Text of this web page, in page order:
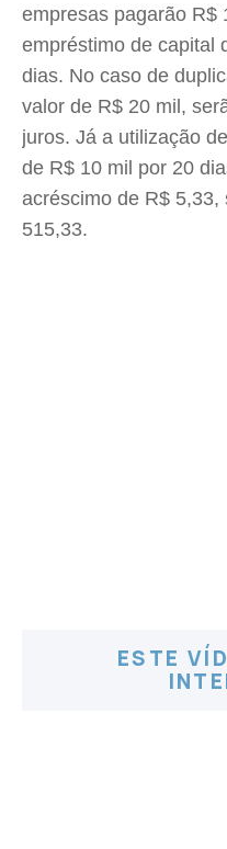
empresas pagarão R$
empréstimo de capital
dias. No caso de
valor de R$ 20 mil,
juros. Já a utilização
de R$ 10 mil por 20
acréscimo de R$
515,33.
ESTE